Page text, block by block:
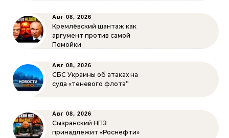
Авг 08, 2026
Кремлёвский шантаж как
аргумент против самой
Помойки
Авг 08, 2026
СБС Украины об атаках на
суда «теневого флота”
Авг 08, 2026
Сызранский НПЗ
принадлежит «Роснефти»